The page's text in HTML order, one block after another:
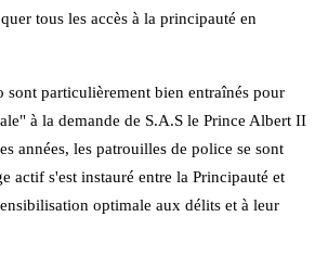
tous les accès à la principauté en
sont particulièrement bien entraînés pour
à la demande de S.A.S le Prince Albert II
années, les patrouilles de police se sont
actif s'est instauré entre la Principauté et
optimale aux délits et à leur